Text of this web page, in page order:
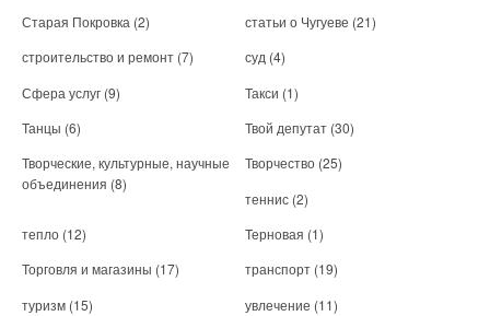
Старая Покровка (2) статьи о Чугуеве (21)
строительство и ремонт (7) суд (4)
Сфера услуг (9) Такси (1)
Танцы (6) Твой депутат (30)
Творческие, культурные, научные
объединения (8)
Творчество (25)
теннис (2)
тепло (12) Терновая (1)
Торговля и магазины (17) транспорт (19)
туризм (15) увлечение (11)